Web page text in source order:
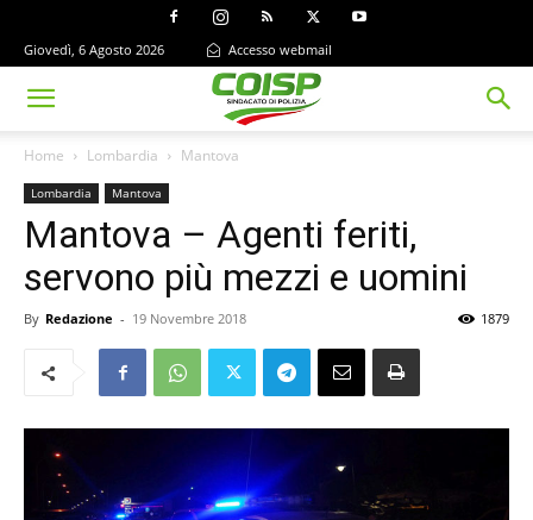
Giovedì, 6 Agosto 2026 Accesso webmail
Home Lombardia Mantova
Lombardia Mantova
Mantova – Agenti feriti,
servono più mezzi e uomini
By Redazione - 19 Novembre 2018 1879